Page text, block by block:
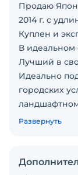
Продаю
2014 г. с
Куплен и
В идеальном
Лучший в
Идеально
городских
Небольшой
небольшом
Развернуть